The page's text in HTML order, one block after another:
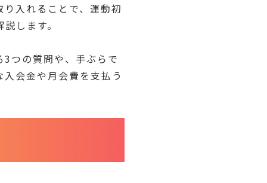
入れることで、運動初
します。
つの質問や、手ぶらで
会金や月会費を支払う